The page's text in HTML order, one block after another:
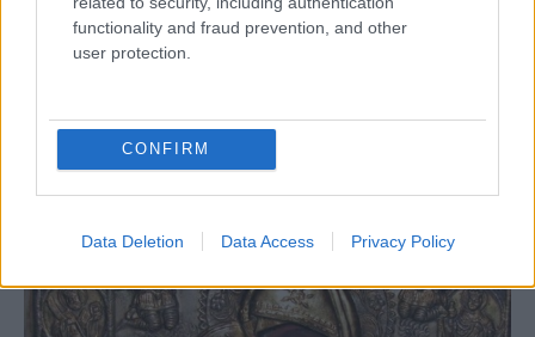
functionality and fraud prevention, and other
user protection.
CONFIRM
Data Deletion Data Access Privacy Policy
08/03/2023 - 13:40
του Άξιον Εστί στην Αθήνα;
Προβληματισμός επικρατεί στις τάξεις της